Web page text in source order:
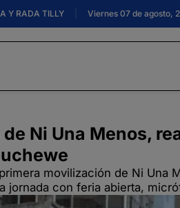
Y RADA TILLY Viernes 07 de agosto,
Ni Una Menos,
movilización de Ni Una
jornada con feria abierta,